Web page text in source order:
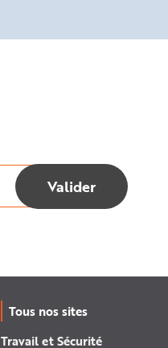
Tous nos sites
Travail et Sécurité